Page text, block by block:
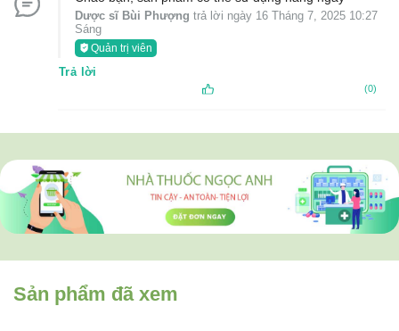
Dược sĩ Bùi Phượng trả lời ngày 16 Tháng 7, 2025 10:27
Sáng
Quản trị viên
Trả lời
(0)
Sản phẩm đã xem